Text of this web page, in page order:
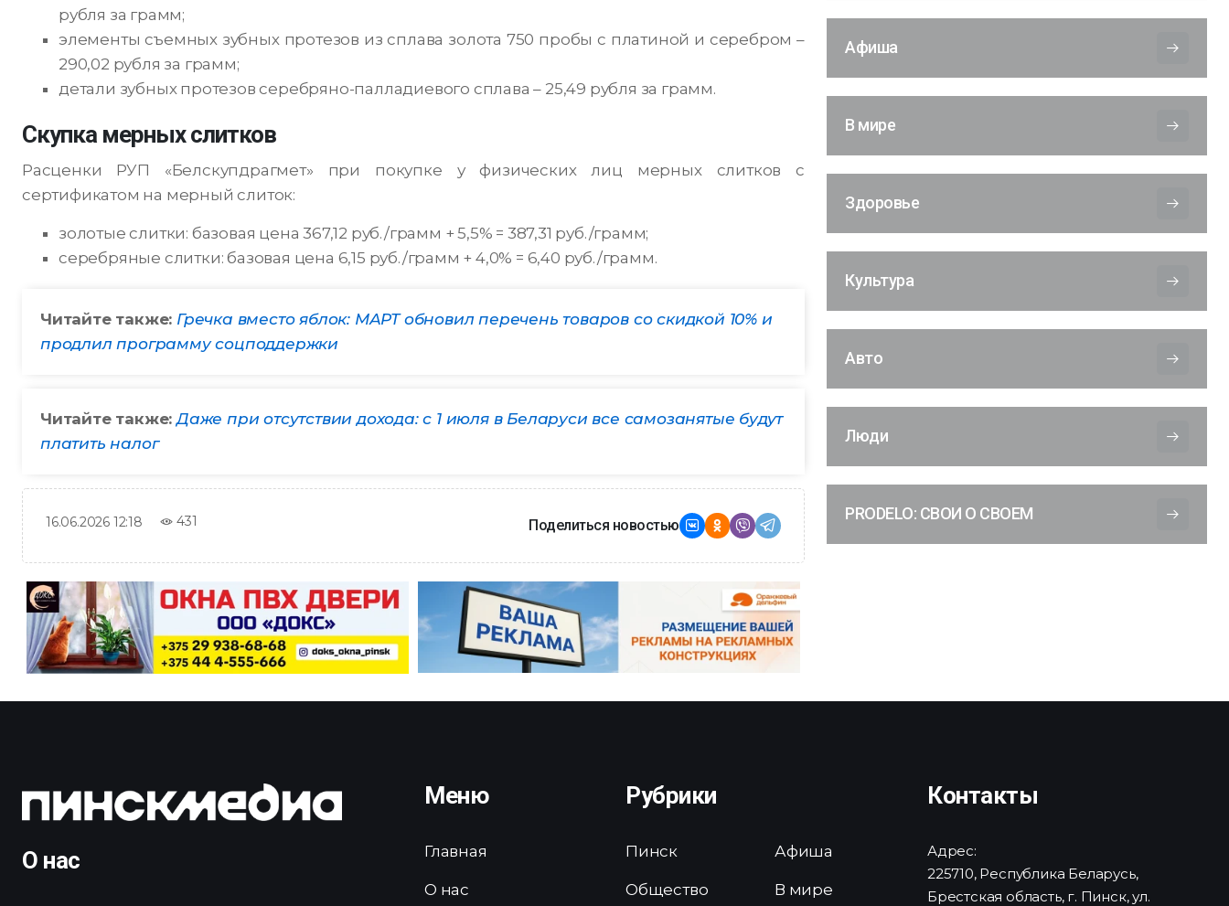
рубля за грамм;
элементы съемных зубных протезов из сплава золота 750 пробы с платиной и серебром –
290,02 рубля за грамм;
детали зубных протезов серебряно-палладиевого сплава – 25,49 рубля за грамм.
Скупка мерных слитков
Расценки РУП «Белскупдрагмет» при покупке у физических лиц мерных слитков с
сертификатом на мерный слиток:
золотые слитки: базовая цена 367,12 руб./грамм + 5,5% = 387,31 руб./грамм;
серебряные слитки: базовая цена 6,15 руб./грамм + 4,0% = 6,40 руб./грамм.
Читайте также: Гречка вместо яблок: МАРТ обновил перечень товаров со скидкой 10% и
продлил программу соцподдержки
Читайте также:Даже при отсутствии дохода: с 1 июля в Беларуси все самозанятые будут
платить налог
16.06.2026 12:18 431 Поделиться новостью
Афиша
В мире
Здоровье
Культура
Авто
Люди
PRODELO: СВОИ О СВОЕМ
О нас
Меню
Главная
О нас
Рубрики
Пинск
Общество
Афиша
В мире
Контакты
Адрес:
225710, Республика Беларусь,
Брестская область, г. Пинск, ул.